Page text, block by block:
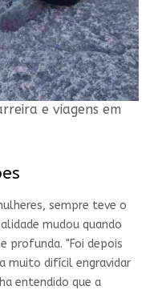
e viagens em
sempre teve o
mudou quando
profunda. "Foi depois
muito difícil engravidar
entendido que a